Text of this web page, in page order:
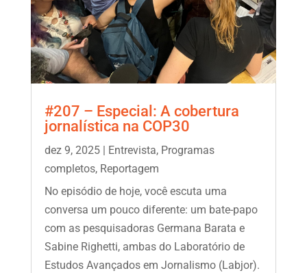
#207 – Especial: A cobertura
jornalística na COP30
dez 9, 2025| Entrevista, Programas
completos, Reportagem
No episódio de hoje, você escuta uma
conversa um pouco diferente: um bate-papo
com as pesquisadoras Germana Barata e
Sabine Righetti, ambas do Laboratório de
Estudos Avançados em Jornalismo (Labjor).